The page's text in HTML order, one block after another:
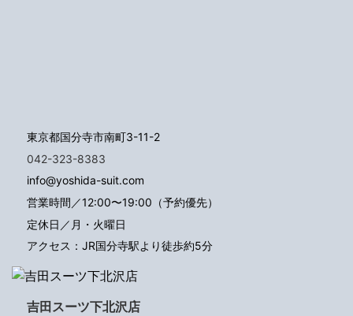
東京都国分寺市南町3-11-2
042-323-8383
info@yoshida-suit.com
営業時間／12:00〜19:00（予約優先）
定休日／月・火曜日
アクセス：JR国分寺駅より徒歩約5分
吉田スーツ下北沢店